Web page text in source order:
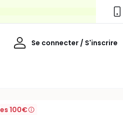
Se connecter / S'inscrire
Mon
100€